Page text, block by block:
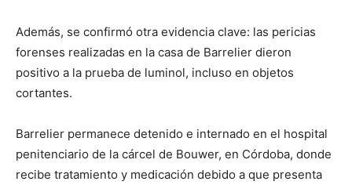
Además, se confirmó otra evidencia clave: las pericias
forenses realizadas en la casa de Barrelier dieron
positivo a la prueba de luminol, incluso en objetos
cortantes.
Barrelier permanece detenido e internado en el hospital
penitenciario de la cárcel de Bouwer, en Córdoba, donde
recibe tratamiento y medicación debido a que presenta